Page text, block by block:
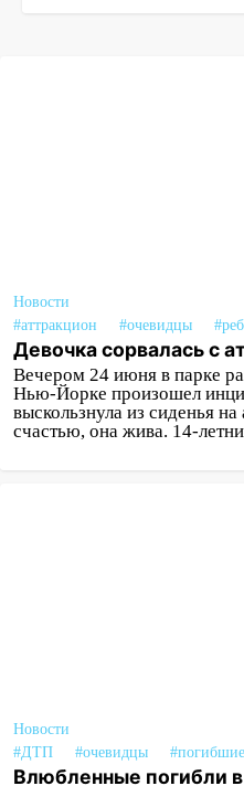
Новости
#аттракцион
#очевидцы
Девочка сорвалась с
Вечером 24 июня в парке
Нью-Йорке произошел
выскользнула из сиденья
счастью, она жива. 14-
Новости
#ДТП
#очевидцы #погибшие
Влюбленные погибли